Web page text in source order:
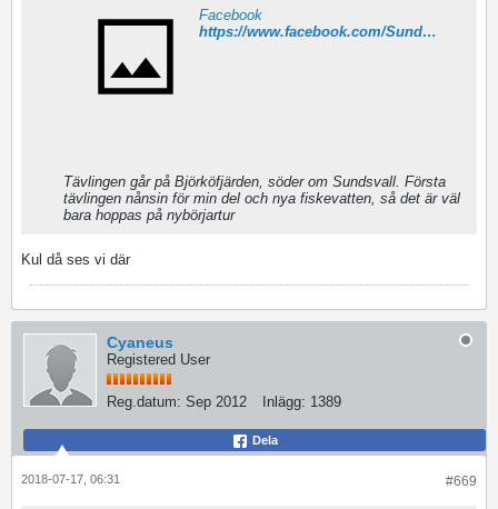
Facebook
https://www.facebook.com/Sundsvall-Kayak-Open-604319899906813/
Tävlingen går på Björköfjärden, söder om Sundsvall. Första
tävlingen nånsin för min del och nya fiskevatten, så det är väl
bara hoppas på nybörjartur
Kul då ses vi där
Cyaneus
Registered User
Reg.datum: Sep 2012 Inlägg: 1389
Dela
#669
2018-07-17, 06:31